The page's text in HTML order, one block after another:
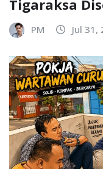
Tigaraksa
PM Jul 31,